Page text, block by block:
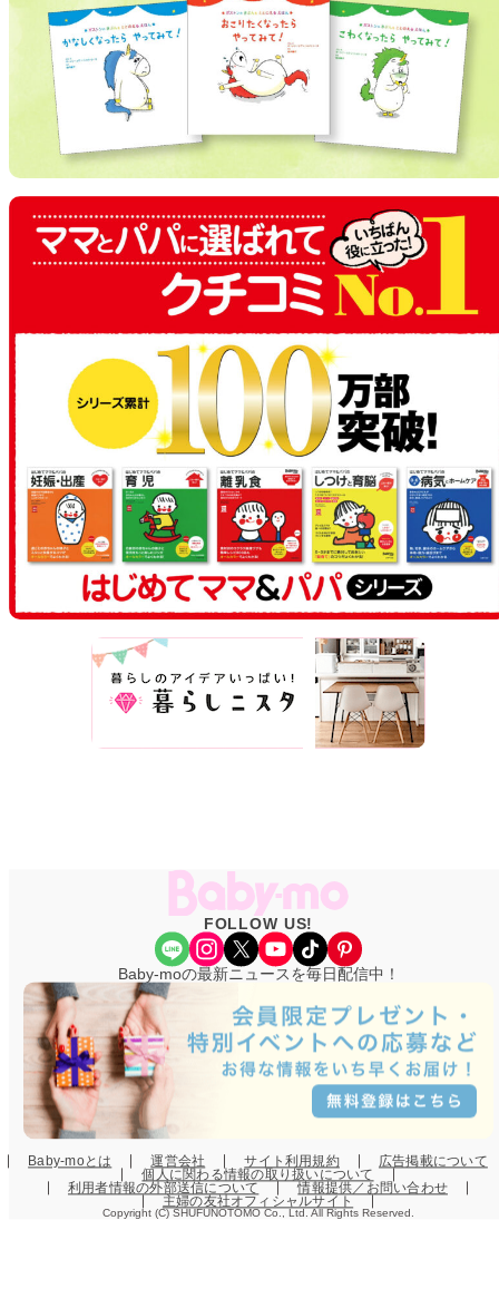
FOLLOW US!
Share Icon Instagram X YouTube TikTok Pinterest
Baby-moの最新ニュースを毎日配信中！
Baby-moとは 運営会社 サイト利用規約
広告掲載について
個人に関わる情報の取り扱いについて
利用者情報の外部送信について
情報提供／お問い合わせ
主婦の友社オフィシャルサイト
Copyright (C) SHUFUNOTOMO Co., Ltd. All Rights Reserved.